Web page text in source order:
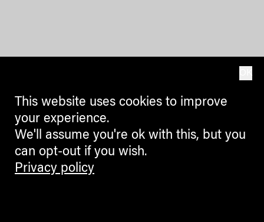
This website uses cookies to improve
your experience.
We'll assume you're ok with this, but you
can opt-out if you wish.
Privacy policy